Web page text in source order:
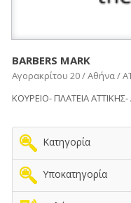
BARBERS MARK
Αγορακρίτου 20 / Αθήνα /
ΚΟΥΡΕΙΟ- ΠΛΑΤΕΙΑ
Κατηγορία
Υποκατηγορία